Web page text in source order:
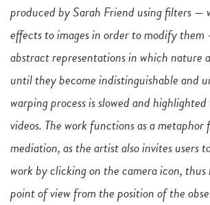
produced by Sarah Friend using filters —
effects to images in order to modify
abstract representations in which nature
until they become indistinguishable and
warping process is slowed and
videos. The work functions as a
mediation, as the artist also invites users
work by clicking on the camera icon,
point of view from the position of the